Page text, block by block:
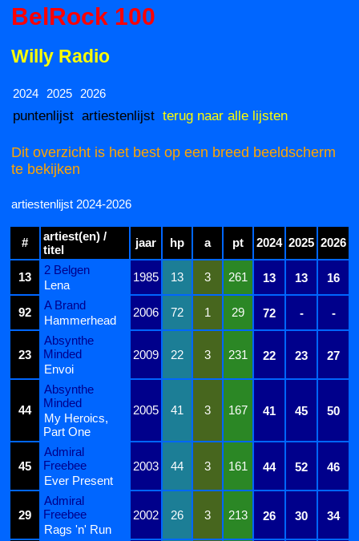
BelRock 100
Willy Radio
2024 2025 2026
puntenlijst artiestenlijst terug naar alle lijsten
Dit overzicht is het best op een breed beeldscherm
te bekijken
artiestenlijst 2024-2026
#
artiest(en) /
titel
jaar hp a pt 2024 2025 2026
13
2 Belgen
1985 13 3 261 13 13 16
Lena
92
A Brand
2006 72 1 29 72 - -
Hammerhead
23
Absynthe
Minded
2009 22 3 231 22 23
27
Envoi
44
Absynthe
Minded
2005 41 3 167 41 45 50
My Heroics,
Part One
45
Admiral
Freebee
2003 44 3 161 44 52
46
Ever Present
29
Admiral
Freebee
2002 26 3 213 26 30
34
Rags 'n' Run